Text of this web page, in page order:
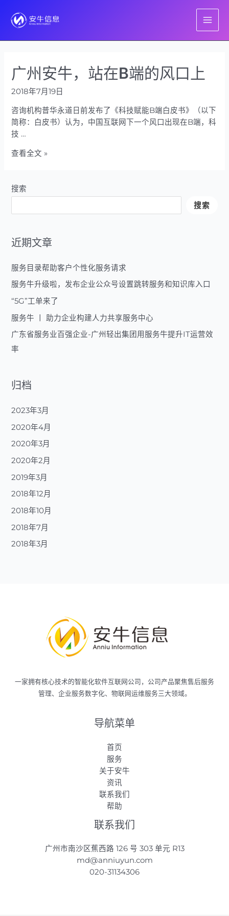
容
广州安牛，站在B端的风口上
2018年7月19日
咨询机构普华永道日前发布了《科技赋能B端白皮书》（以下
简称：白皮书）认为，中国互联网下一个风口出现在B端，科
技 …
广
牛，
站
的
口
上
查看全文 »
搜索
搜索
近期文章
服务目录帮助客户个性化服务请求
服务牛升级啦，发布企业公众号设置跳转服务和知识库入口
“5G”工单来了
服务牛 丨 助力企业构建人力共享服务中心
广东省服务业百强企业-广州轻出集团用服务牛提升IT运营效
率
归档
2023年3月
2020年4月
2020年3月
2020年2月
2019年3月
2018年12月
2018年10月
2018年7月
2018年3月
一家拥有核心技术的智能化软件互联网公司，公司产品聚焦售后服务
管理、企业服务数字化、物联网运维服务三大领域。
导航菜单
首页
服务
关于安牛
资讯
联系我们
帮助
联系我们
广州市南沙区蕉西路 126 号 303 单元 R13
md@anniuyun.com
020-31134306